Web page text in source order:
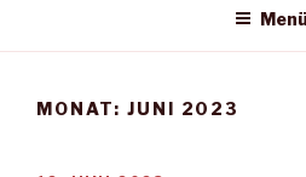
Menü
MONAT: JUNI 2023